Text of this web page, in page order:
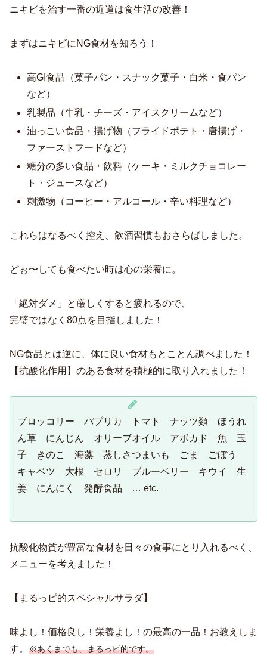
ニキビを治す一番の近道は食生活の改善！
まずはニキビにNG食材を知ろう！
高GI食品（菓子パン・スナック菓子・白米・食パン
など）
乳製品（牛乳・チーズ・アイスクリームなど）
油っこい食品・揚げ物（フライドポテト・唐揚げ・
ファーストフードなど）
糖分の多い食品・飲料（ケーキ・ミルクチョコレー
ト・ジュースなど）
刺激物（コーヒー・アルコール・辛い料理など）
これらはなるべく控え、飲酒習慣もおさらばしました。
どぉ〜しても食べたい時は心の栄養に。
「絶対ダメ」と厳しくすると疲れるので、
完璧ではなく80点を目指しました！
NG食品とは逆に、体に良い食材もとことん調べました！
【抗酸化作用】のある食材を積極的に取り入れました！
ブロッコリー パプリカ トマト ナッツ類 ほうれ
ん草 にんじん オリーブオイル アボカド 魚 玉
子 きのこ 海藻 蒸しさつまいも ごま ごぼう
キャベツ 大根 セロリ ブルーベリー キウイ 生
姜 にんにく 発酵食品 … etc.
抗酸化物質が豊富な食材を日々の食事にとり入れるべく、
メニューを考えました！
【まるっピ的スペシャルサラダ】
味よし！価格良し！栄養よし！の最高の一品！お教えしま
す。 ※あくまでも、まるっピ的です。